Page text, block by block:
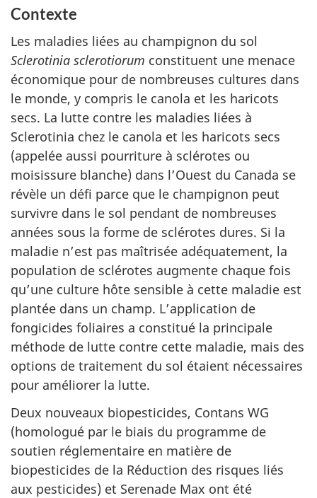
Contexte
Les maladies liées au champignon du sol
Sclerotinia sclerotiorum constituent une menace
économique pour de nombreuses cultures dans
le monde, y compris le canola et les haricots
secs. La lutte contre les maladies liées à
Sclerotinia chez le canola et les haricots secs
(appelée aussi pourriture à sclérotes ou
moisissure blanche) dans l’Ouest du Canada se
révèle un défi parce que le champignon peut
survivre dans le sol pendant de nombreuses
années sous la forme de sclérotes dures. Si la
maladie n’est pas maîtrisée adéquatement, la
population de sclérotes augmente chaque fois
qu’une culture hôte sensible à cette maladie est
plantée dans un champ. L’application de
fongicides foliaires a constitué la principale
méthode de lutte contre cette maladie, mais des
options de traitement du sol étaient nécessaires
pour améliorer la lutte.
Deux nouveaux biopesticides, Contans WG
(homologué par le biais du programme de
soutien réglementaire en matière de
biopesticides de la Réduction des risques liés
aux pesticides) et Serenade Max ont été